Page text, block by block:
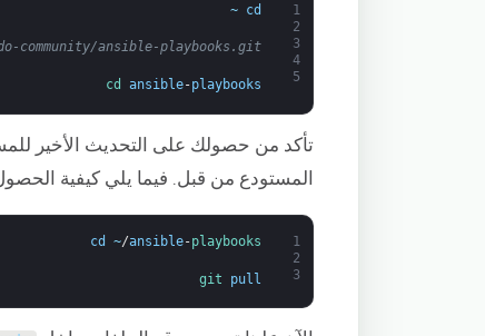
1
2
3
4
5
cd
~
community/ansible-playbooks.git
cd ansible-playbooks
تأكد من حصولك على التحديث الأخير
المستودع من قبل. فيما يلي كيفية
1
2
3
cd ~/ansible-playbooks
git pull